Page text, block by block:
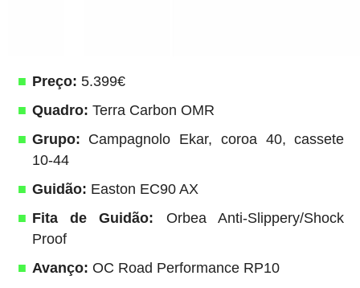
Preço: 5.399€
Quadro: Terra Carbon OMR
Grupo: Campagnolo Ekar, coroa 40, cassete
10-44
Guidão: Easton EC90 AX
Fita de Guidão: Orbea Anti-Slippery/Shock
Proof
Avanço: OC Road Performance RP10